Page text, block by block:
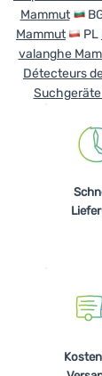
Kochen
Klettern
Ultraleichte
Mammut
Mammut
PL
valanghe
Détecteurs